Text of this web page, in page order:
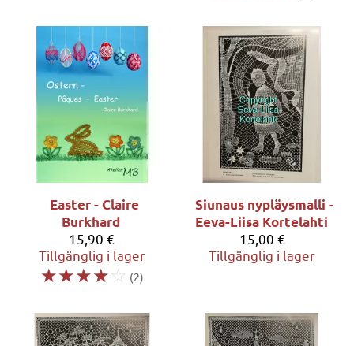
Easter - Claire
Burkhard
15,90 €
Tillgänglig i lager
☆☆☆☆☆ (2)
Siunaus nypläysmalli -
Eeva-Liisa Kortelahti
15,00 €
Tillgänglig i lager